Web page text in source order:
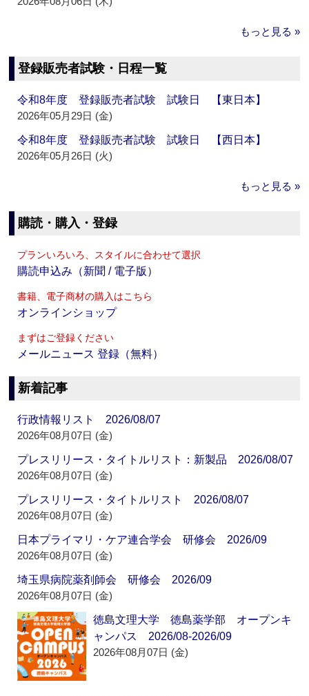
もっと見る »
登録販売者試験・日程一覧
令和8年度 登録販売者試験 試験日 【東日本】
2026年05月29日 (金)
令和8年度 登録販売者試験 試験日 【西日本】
2026年05月26日 (火)
もっと見る »
購読・購入・登録
プランいろいろ、スタイルに合わせて選択
購読申込み（新聞 / 電子版）
書籍、電子商材の購入はこちら
オンラインショップ
まずはご登録ください
メールニュース 登録（無料）
新着記事
行政情報リスト 2026/08/07
2026年08月07日 (金)
プレスリリース・タイトルリスト：新製品 2026/08/07
2026年08月07日 (金)
プレスリリース・タイトルリスト 2026/08/07
2026年08月07日 (金)
日本プライマリ・ケア連合学会 研修会 2026/09
2026年08月07日 (金)
埼玉県病院薬剤師会 研修会 2026/09
2026年08月07日 (金)
徳島文理大学 徳島薬学部 オープンキ
ャンパス 2026/08-2026/09
2026年08月07日 (金)